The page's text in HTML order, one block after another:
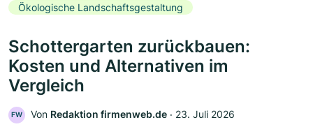
Ökologische Landschaftsgestaltung
Schottergarten zurückbauen:
Kosten und Alternativen im
Vergleich
FW Von Redaktion firmenweb.de ‧ 23. Juli 2026